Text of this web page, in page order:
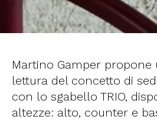
Martino Gamper propone
lettura del concetto di
con lo sgabello TRIO,
altezze: alto, counter e